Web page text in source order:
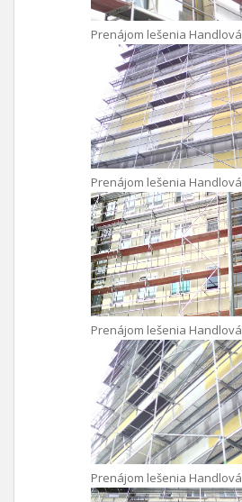
Prenájom lešenia Handlová
Prenájom lešenia Handlová
Prenájom lešenia Handlová
Prenájom lešenia Handlová